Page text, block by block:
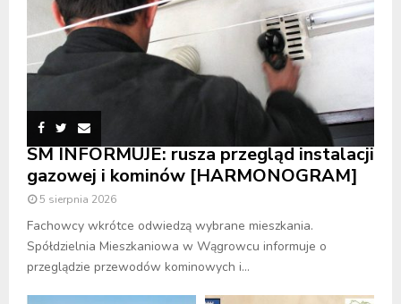
SM INFORMUJE: rusza przegląd instalacji
gazowej i kominów [HARMONOGRAM]
5 sierpnia 2026
Fachowcy wkrótce odwiedzą wybrane mieszkania.
Spółdzielnia Mieszkaniowa w Wągrowcu informuje o
przeglądzie przewodów kominowych i...